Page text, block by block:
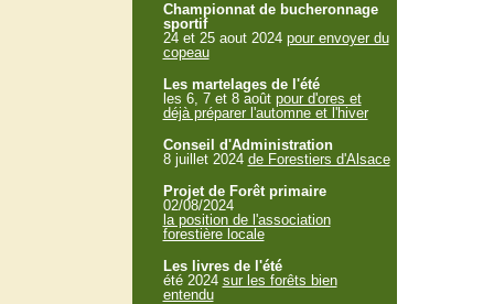
Championnat de bucheronnage
sportif
24 et 25 aout 2024 pour envoyer du
copeau
Les martelages de l'été
les 6, 7 et 8 août pour d'ores et
déjà préparer l'automne et l'hiver
Conseil d'Administration
8 juillet 2024 de Forestiers d'Alsace
Projet de Forêt primaire
02/08/2024
la position de l'association
forestière locale
Les livres de l'été
été 2024 sur les forêts bien
entendu